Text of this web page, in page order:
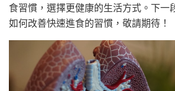
食習慣，選擇更健康的生活方式。下一
如何改善快速進食的習慣，敬請期待！